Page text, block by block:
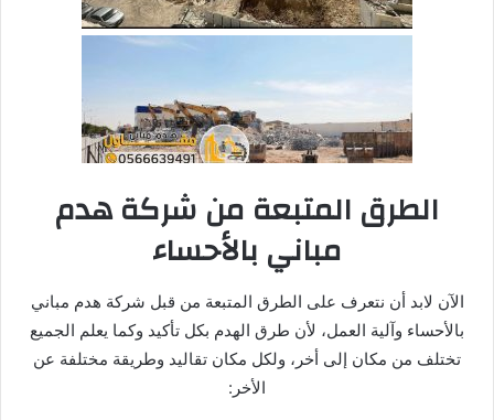
الطرق المتبعة من شركة هدم
مباني بالأحساء
الآن لابد أن نتعرف على الطرق المتبعة من قبل شركة هدم مباني
بالأحساء وآلية العمل، لأن طرق الهدم بكل تأكيد وكما يعلم الجميع
تختلف من مكان إلى أخر، ولكل مكان تقاليد وطريقة مختلفة عن
الأخر: